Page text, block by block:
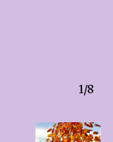
1/8